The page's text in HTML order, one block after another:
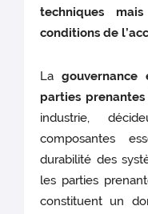
techniques
conditions de
La
parties prenantes
industrie,
composantes
durabilité des
les parties
constituent un